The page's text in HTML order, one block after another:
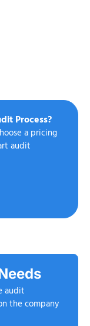
Process?
a pricing
audit
audit
the company